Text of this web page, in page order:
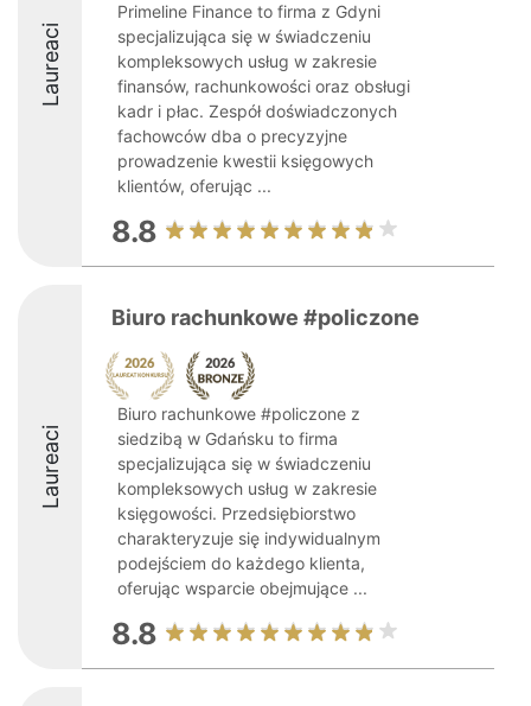
Laureaci
Primeline Finance to firma z Gdyni
specjalizująca się w świadczeniu
kompleksowych usług w zakresie
finansów, rachunkowości oraz obsługi
kadr i płac. Zespół doświadczonych
fachowców dba o precyzyjne
prowadzenie kwestii księgowych
klientów, oferując ...
8.8
Laureaci
Biuro rachunkowe #policzone
Biuro rachunkowe #policzone z
siedzibą w Gdańsku to firma
specjalizująca się w świadczeniu
kompleksowych usług w zakresie
księgowości. Przedsiębiorstwo
charakteryzuje się indywidualnym
podejściem do każdego klienta,
oferując wsparcie obejmujące ...
8.8